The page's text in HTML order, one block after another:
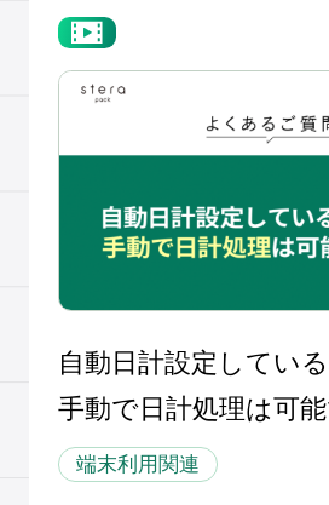
自動日計設定している
手動で日計処理は可
端末利用関連